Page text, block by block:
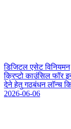
डिजिटल एसेट विनियमन
कपट कउसल फर इ
दन हत गठबधन लनच
2026-06-06